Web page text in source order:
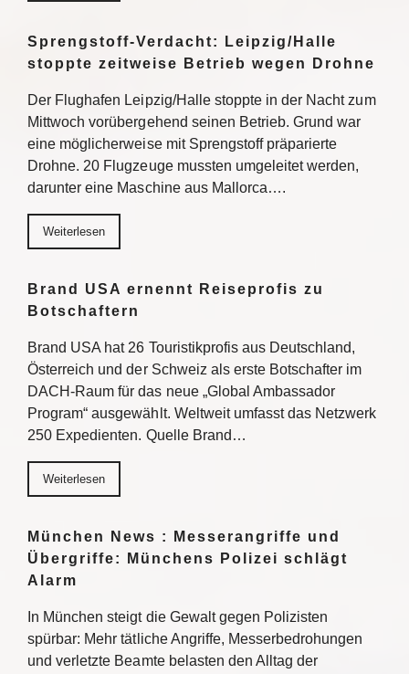
Sprengstoff-Verdacht: Leipzig/Halle
stoppte zeitweise Betrieb wegen Drohne
Der Flughafen Leipzig/Halle stoppte in der Nacht zum
Mittwoch vorübergehend seinen Betrieb. Grund war
eine möglicherweise mit Sprengstoff präparierte
Drohne. 20 Flugzeuge mussten umgeleitet werden,
darunter eine Maschine aus Mallorca….
Weiterlesen
Brand USA ernennt Reiseprofis zu
Botschaftern
Brand USA hat 26 Touristikprofis aus Deutschland,
Österreich und der Schweiz als erste Botschafter im
DACH-Raum für das neue „Global Ambassador
Program“ ausgewählt. Weltweit umfasst das Netzwerk
250 Expedienten. Quelle Brand…
Weiterlesen
München News : Messerangriffe und
Übergriffe: Münchens Polizei schlägt
Alarm
In München steigt die Gewalt gegen Polizisten
spürbar: Mehr tätliche Angriffe, Messerbedrohungen
und verletzte Beamte belasten den Alltag der